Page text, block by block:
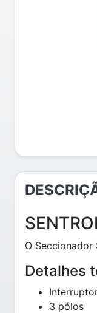
O
Detalhes
3 pólos